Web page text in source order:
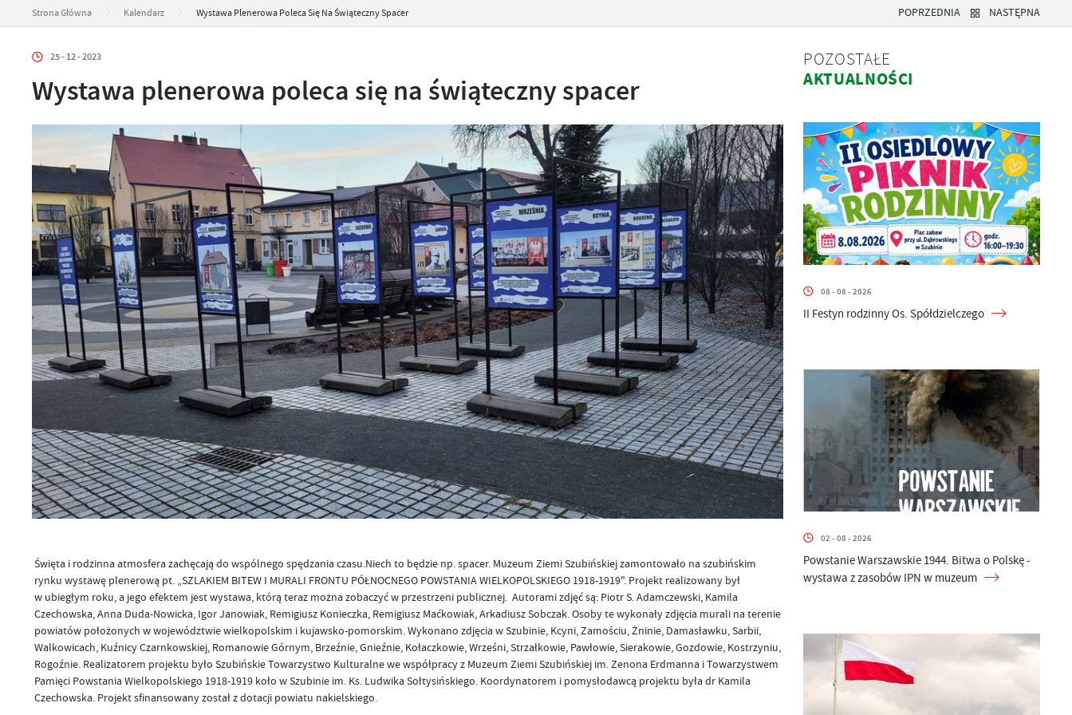
Strona Główna Kalendarz Wystawa Plenerowa Poleca Się Na Świąteczny Spacer POPRZEDNIA NASTĘPNA
25 - 12 - 2023
Wystawa plenerowa poleca się na świąteczny spacer
Święta i rodzinna atmosfera zachęcają do wspólnego spędzania czasu.Niech to będzie np. spacer. Muzeum Ziemi Szubińskiej zamontowało na szubińskim
rynku wystawę plenerową pt. „SZLAKIEM BITEW I MURALI FRONTU PÓŁNOCNEGO POWSTANIA WIELKOPOLSKIEGO 1918-1919". Projekt realizowany był
w ubiegłym roku, a jego efektem jest wystawa, którą teraz można zobaczyć w przestrzeni publicznej. Autorami zdjęć są: Piotr S. Adamczewski, Kamila
Czechowska, Anna Duda-Nowicka, Igor Janowiak, Remigiusz Konieczka, Remigiusz Maćkowiak, Arkadiusz Sobczak. Osoby te wykonały zdjęcia murali na terenie
powiatów położonych w województwie wielkopolskim i kujawsko-pomorskim. Wykonano zdjęcia w Szubinie, Kcyni, Zamościu, Żninie, Damasławku, Sarbii,
Walkowicach, Kuźnicy Czarnkowskiej, Romanowie Górnym, Brzeźnie, Gnieźnie, Kołaczkowie, Wrześni, Strzałkowie, Pawłowie, Sierakowie, Gozdowie, Kostrzyniu,
Rogoźnie. Realizatorem projektu było Szubińskie Towarzystwo Kulturalne we współpracy z Muzeum Ziemi Szubińskiej im. Zenona Erdmanna i Towarzystwem
Pamięci Powstania Wielkopolskiego 1918-1919 koło w Szubinie im. Ks. Ludwika Sołtysińskiego. Koordynatorem i pomysłodawcą projektu była dr Kamila
Czechowska. Projekt sfinansowany został z dotacji powiatu nakielskiego.
POZOSTAŁE
AKTUALNOŚCI
08 - 08 - 2026
II Festyn rodzinny Os. Spółdzielczego
02 - 08 - 2026
Powstanie Warszawskie 1944. Bitwa o Polskę -
wystawa z zasobów IPN w muzeum